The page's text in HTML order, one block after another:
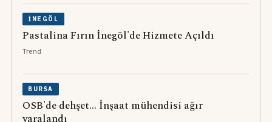
İNEGÖL
Pastalina Fırın İnegöl'de Hizmete Açıldı
Trend
BURSA
OSB'de dehşet... İnşaat mühendisi ağır